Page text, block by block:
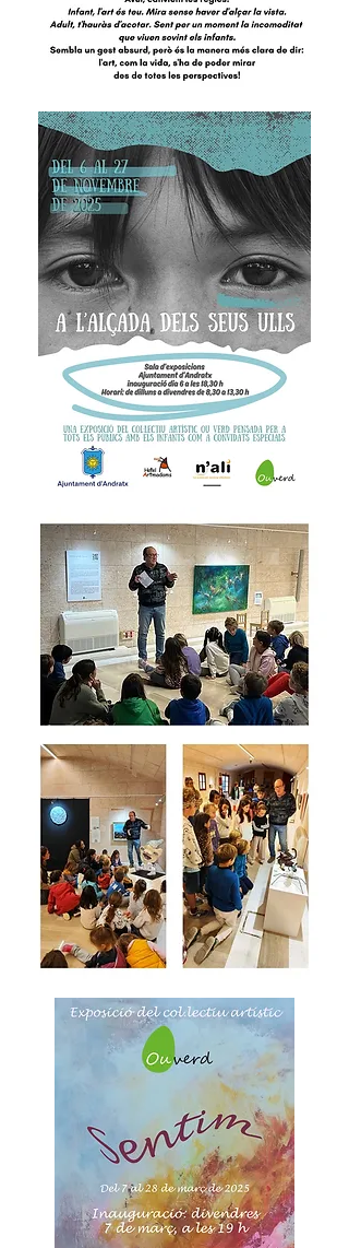
ÚLTIMAS
EXPOSICIONES